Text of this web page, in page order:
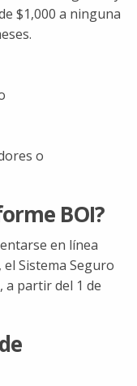
$1,000 a ninguna
o
BOI?
en línea
, el Sistema Seguro
a partir del 1 de